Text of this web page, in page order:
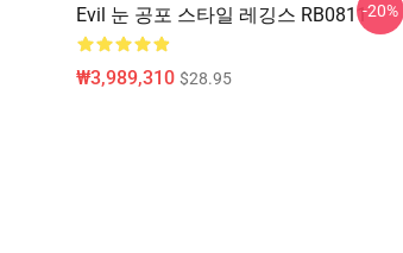
Evil 눈 공포 스타일 레깅스 RB0811
₩3,989,310 $28.95
-20%